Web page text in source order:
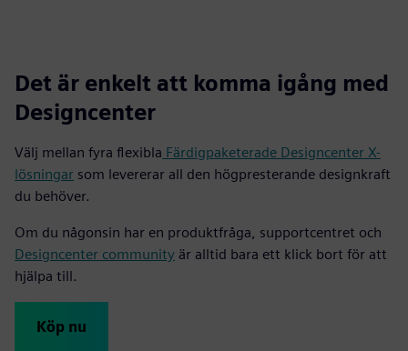
Det är enkelt att komma igång med
Designcenter
Välj mellan fyra flexibla Färdigpaketerade Designcenter X-
lösningar som levererar all den högpresterande designkraft
du behöver.
Om du någonsin har en produktfråga, supportcentret och
Designcenter community är alltid bara ett klick bort för att
hjälpa till.
Köp nu